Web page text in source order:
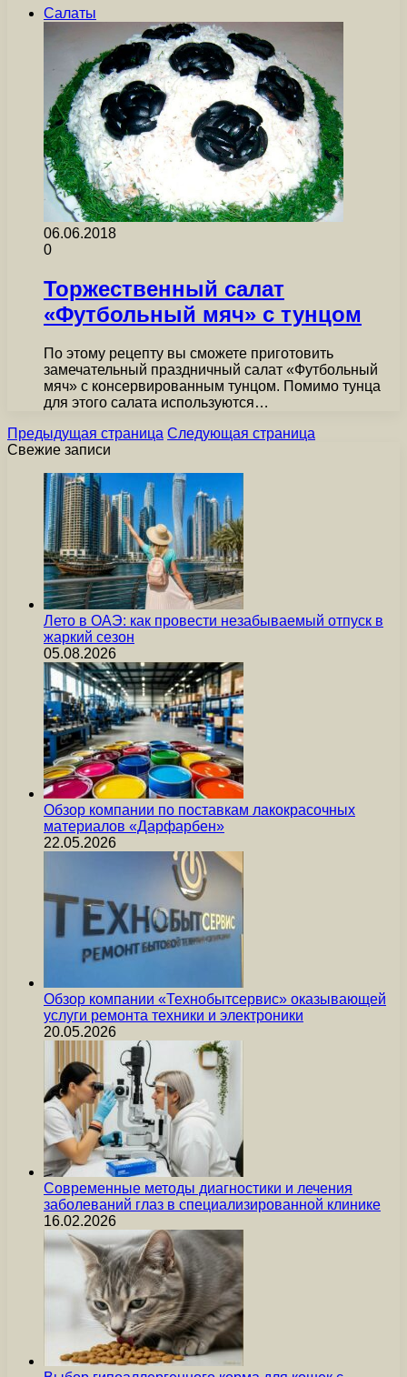
Салаты
06.06.2018
0
Торжественный салат
«Футбольный мяч» с тунцом
По этому рецепту вы сможете приготовить
замечательный праздничный салат «Футбольный
мяч» с консервированным тунцом. Помимо тунца
для этого салата используются…
Предыдущая страница Следующая страница
Свежие записи
Лето в ОАЭ: как провести незабываемый отпуск в
жаркий сезон
05.08.2026
Обзор компании по поставкам лакокрасочных
материалов «Дарфарбен»
22.05.2026
Обзор компании «Технобытсервис» оказывающей
услуги ремонта техники и электроники
20.05.2026
Современные методы диагностики и лечения
заболеваний глаз в специализированной клинике
16.02.2026